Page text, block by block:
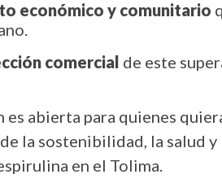
económico y comunitario
comercial de este
es abierta para quienes
la sostenibilidad, la salud
en el Tolima.